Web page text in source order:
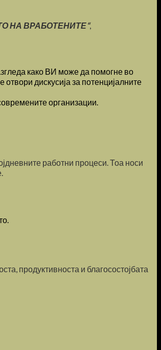
НА ВРАБОТЕНИТЕ“,
како ВИ може да помогне во
дискусија за потенцијалните
организации.
работни процеси. Тоа носи
продуктивноста и благосостојбата